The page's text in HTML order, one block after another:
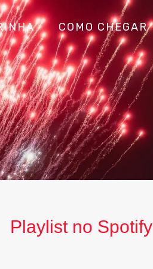
COMO CHEGAR
Playlist no Spotify